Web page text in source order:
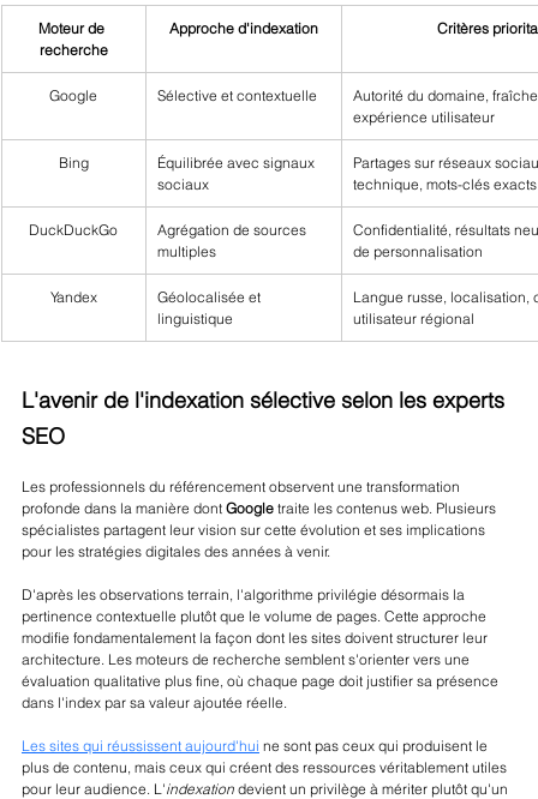
Moteur de
recherche
Approche d'indexation Critères
Google Sélective et contextuelle
Autorité du domaine,
expérience utilisateur
Bing
Équilibrée avec signaux
sociaux
Partages sur réseaux
technique, mots-clés exacts
DuckDuckGo
Agrégation de sources
multiples
Confidentialité, résultats
de personnalisation
Yandex
Géolocalisée et
linguistique
Langue russe, localisation,
utilisateur régional
L'avenir de l'indexation sélective selon les experts
SEO
Les professionnels du référencement observent une transformation
profonde dans la manière dont Google traite les contenus web. Plusieurs
spécialistes partagent leur vision sur cette évolution et ses implications
pour les stratégies digitales des années à venir.
D'après les observations terrain, l'algorithme privilégie désormais la
pertinence contextuelle plutôt que le volume de pages. Cette approche
modifie fondamentalement la façon dont les sites doivent structurer leur
architecture. Les moteurs de recherche semblent s'orienter vers une
évaluation qualitative plus fine, où chaque page doit justifier sa présence
dans l'index par sa valeur ajoutée réelle.
Les sites qui réussissent aujourd'hui ne sont pas ceux qui produisent le
plus de contenu, mais ceux qui créent des ressources véritablement utiles
pour leur audience. L'indexation devient un privilège à mériter plutôt qu'un